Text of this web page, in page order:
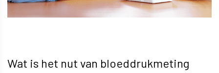
Wat is het nut van bloeddrukmeting